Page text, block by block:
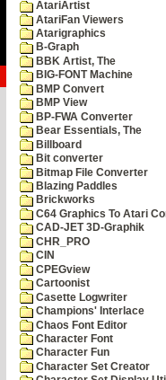
AtariArtist
AtariFan Viewers
Atarigraphics
B-Graph
BBK Artist, The
BIG-FONT Machine
BMP Convert
BMP View
BP-FWA Converter
Bear Essentials, The
Billboard
Bit converter
Bitmap File Converter
Blazing Paddles
Brickworks
C64 Graphics To Atari
CAD-JET 3D-Graphik
CHR_PRO
CIN
CPEGview
Cartoonist
Casette Logwriter
Champions' Interlace
Chaos Font Editor
Character Font
Character Fun
Character Set Creator